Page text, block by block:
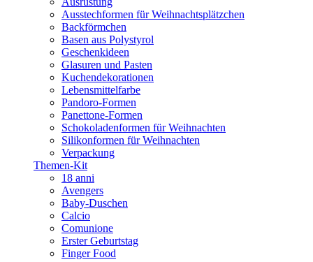
Ausstechformen für Weihnachtsplätzchen
Backförmchen
Basen aus Polystyrol
Geschenkideen
Glasuren und Pasten
Kuchendekorationen
Lebensmittelfarbe
Pandoro-Formen
Panettone-Formen
Schokoladenformen für Weihnachten
Silikonformen für Weihnachten
Verpackung
Themen-Kit
18 anni
Avengers
Baby-Duschen
Calcio
Comunione
Erster Geburtstag
Finger Food